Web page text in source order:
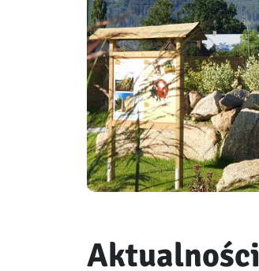
Aktualności